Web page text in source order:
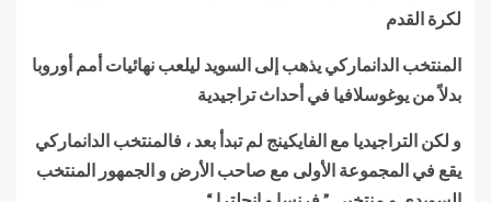
لكرة القدم
المنتخب الدانماركي يذهب إلى السويد ليلعب نهائيات أمم أوروبا
بدلاً من يوغوسلافيا في أحداث تراجيدية
و لكن التراجيديا مع الفايكينج لم تبدأ بعد ، فالمنتخب الدانماركي
يقع في المجموعة الأولى مع صاحب الأرض و الجمهور المنتخب